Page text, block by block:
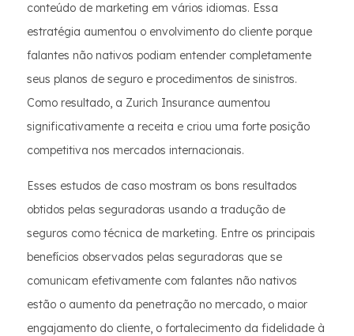
conteúdo de marketing em vários idiomas. Essa
estratégia aumentou o envolvimento do cliente porque
falantes não nativos podiam entender completamente
seus planos de seguro e procedimentos de sinistros.
Como resultado, a Zurich Insurance aumentou
significativamente a receita e criou uma forte posição
competitiva nos mercados internacionais.
Esses estudos de caso mostram os bons resultados
obtidos pelas seguradoras usando a tradução de
seguros como técnica de marketing. Entre os principais
benefícios observados pelas seguradoras que se
comunicam efetivamente com falantes não nativos
estão o aumento da penetração no mercado, o maior
engajamento do cliente, o fortalecimento da fidelidade à